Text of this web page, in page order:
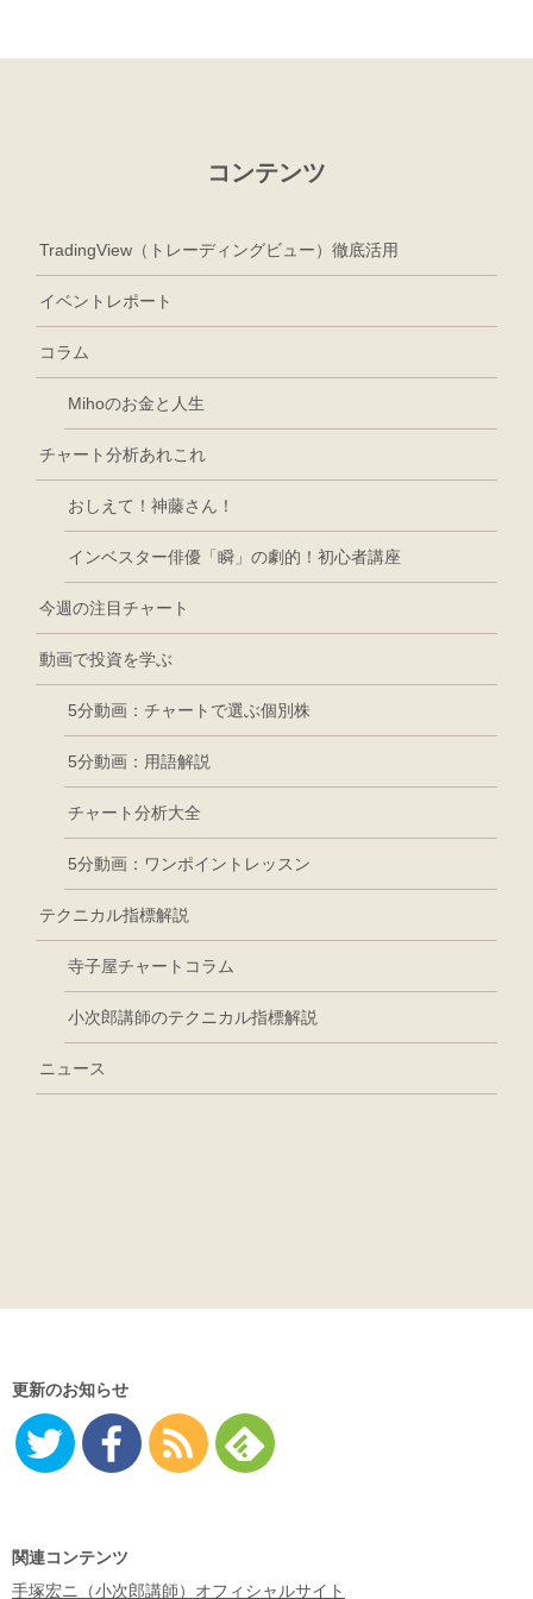
コンテンツ
TradingView（トレーディングビュー）徹底活用
イベントレポート
コラム
Mihoのお金と人生
チャート分析あれこれ
おしえて！神藤さん！
インベスター俳優「瞬」の劇的！初心者講座
今週の注目チャート
動画で投資を学ぶ
5分動画：チャートで選ぶ個別株
5分動画：用語解説
チャート分析大全
5分動画：ワンポイントレッスン
テクニカル指標解説
寺子屋チャートコラム
小次郎講師のテクニカル指標解説
ニュース
更新のお知らせ
関連コンテンツ
手塚宏ニ（小次郎講師）オフィシャルサイト